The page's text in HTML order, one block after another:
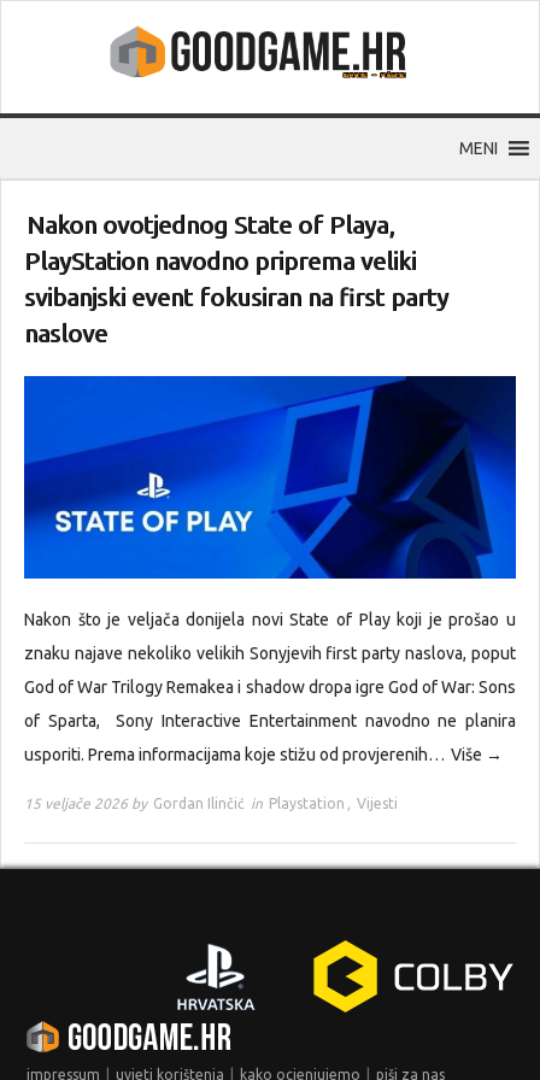
MENI
Nakon ovotjednog State of Playa,
PlayStation navodno priprema veliki
svibanjski event fokusiran na first party
naslove
Nakon što je veljača donijela novi State of Play koji je prošao u
znaku najave nekoliko velikih Sonyjevih first party naslova, poput
God of War Trilogy Remakea i shadow dropa igre God of War: Sons
of Sparta, Sony Interactive Entertainment navodno ne planira
usporiti. Prema informacijama koje stižu od provjerenih… Više →
15 veljače 2026 by Gordan Ilinčić in Playstation , Vijesti
impressum uvjeti korištenja kako ocjenjujemo piši za nas